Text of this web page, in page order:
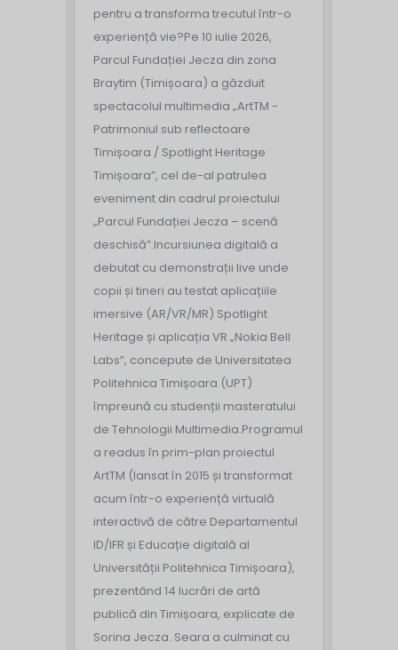
pentru a transforma trecutul într-o
experiență vie?Pe 10 iulie 2026,
Parcul Fundației Jecza din zona
Braytim (Timișoara) a găzduit
spectacolul multimedia „ArtTM -
Patrimoniul sub reflectoare
Timișoara / Spotlight Heritage
Timișoara”, cel de-al patrulea
eveniment din cadrul proiectului
„Parcul Fundației Jecza – scenă
deschisă”.Incursiunea digitală a
debutat cu demonstrații live unde
copii și tineri au testat aplicațiile
imersive (AR/VR/MR) Spotlight
Heritage și aplicația VR „Nokia Bell
Labs”, concepute de Universitatea
Politehnica Timișoara (UPT)
împreună cu studenții masteratului
de Tehnologii Multimedia.Programul
a readus în prim-plan proiectul
ArtTM (lansat în 2015 și transformat
acum într-o experiență virtuală
interactivă de către Departamentul
ID/IFR și Educație digitală al
Universității Politehnica Timișoara),
prezentând 14 lucrări de artă
publică din Timișoara, explicate de
Sorina Jecza. Seara a culminat cu